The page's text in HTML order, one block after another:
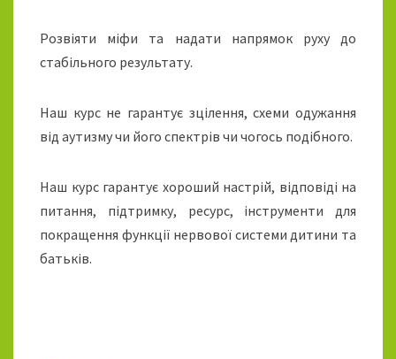
Розвіяти міфи та надати напрямок руху до
стабільного результату.
Наш курс не гарантує зцілення, схеми одужання
від аутизму чи його спектрів чи чогось подібного.
Наш курс гарантує хороший настрій, відповіді на
питання, підтримку, ресурс, інструменти для
покращення функції нервової системи дитини та
батьків.